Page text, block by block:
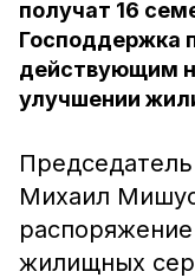
получат 16
Господдержка
действующим
улучшении
Михаил
жилищных